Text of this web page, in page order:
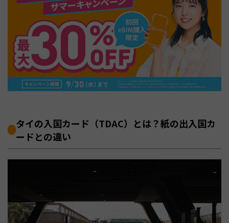
タイの入国カード（TDAC）とは？紙の出入国カ
ードとの違い